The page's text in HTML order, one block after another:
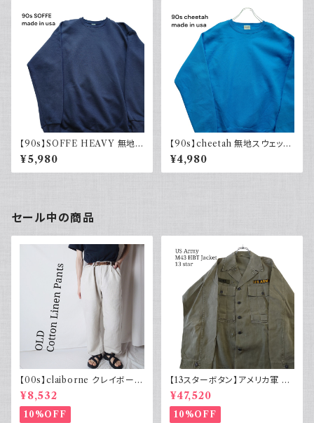
【90s】SOFFE HEAVY 無地ス
ウェット Plain sweatshirt 90
年代 古着 USA製
¥5,980
【90s】cheetah 無地スウェット
Plain sweatshirt 水色 ライト
ブルー 古着 USA製
¥4,980
セール中の商品
【00s】claiborne クレイボーン
リネンコットンパンツ ツータック
¥8,532
10%OFF
【13スターボタン】アメリカ軍 M
43 HBT ジャケット パッチ 軍物
実物
¥47,520
10%OFF